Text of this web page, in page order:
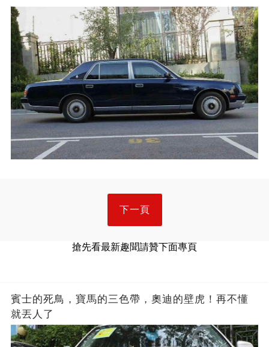
下一頁
搶先看最新趣聞請贊下面專頁
賓士的死鳥，寶馬的三色帶，奧迪的壁虎！再不懂
就丟人了